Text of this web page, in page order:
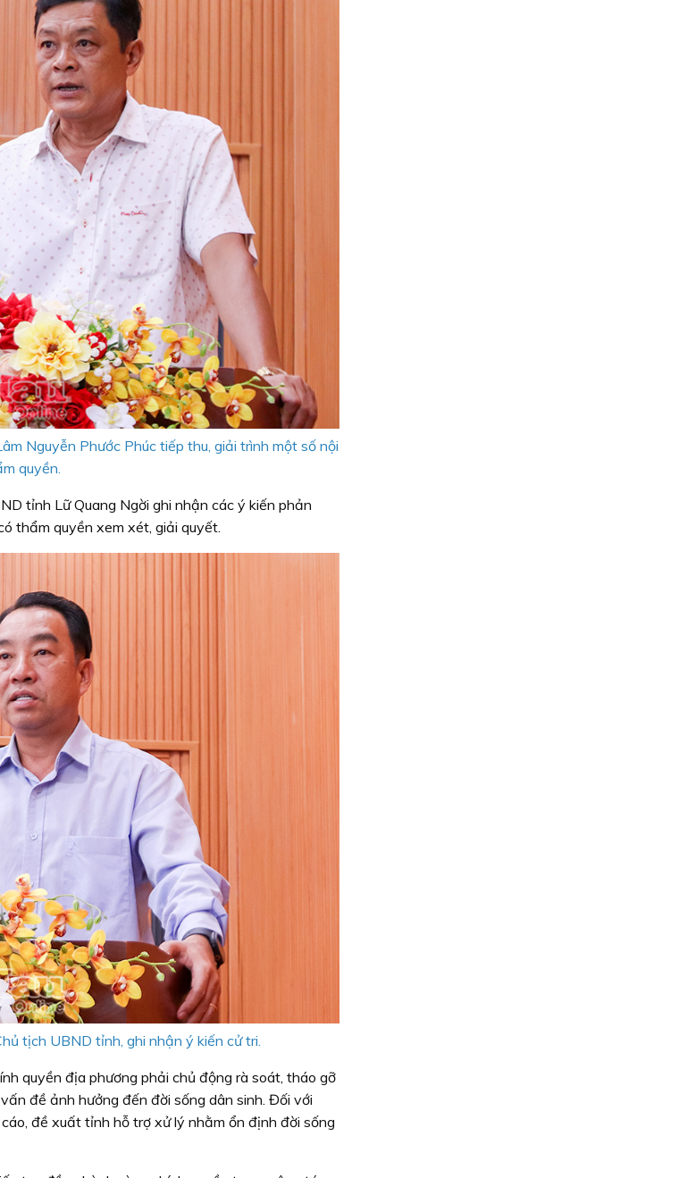
Nguyễn Phước Phúc tiếp thu, giải trình một số nội
quyền.
tỉnh Lữ Quang Ngời ghi nhận các ý kiến phản
thẩm quyền xem xét, giải quyết.
tịch UBND tỉnh, ghi nhận ý kiến cử tri.
quyền địa phương phải chủ động rà soát, tháo gỡ
đề ảnh hưởng đến đời sống dân sinh. Đối với
đề xuất tỉnh hỗ trợ xử lý nhằm ổn định đời sống